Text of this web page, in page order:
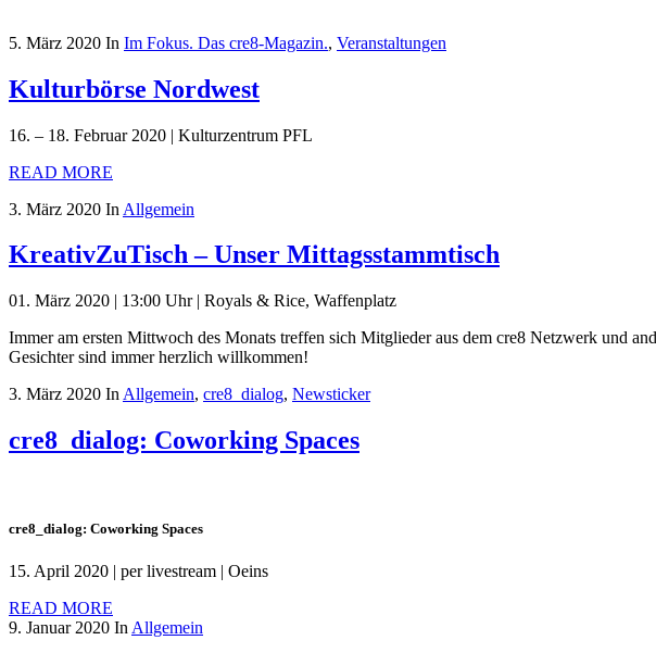
5. März 2020 In Im Fokus. Das cre8-Magazin., Veranstaltungen
Kulturbörse Nordwest
16. – 18. Februar 2020 | Kulturzentrum PFL
READ MORE
3. März 2020 In Allgemein
KreativZuTisch – Unser Mittagsstammtisch
01. März 2020 | 13:00 Uhr | Royals & Rice, Waffenplatz
Immer am ersten Mittwoch des Monats treffen sich Mitglieder aus dem cre8 Netzwerk und
Gesichter sind immer herzlich willkommen!
3. März 2020 In Allgemein, cre8_dialog, Newsticker
cre8_dialog: Coworking Spaces
cre8_dialog: Coworking Spaces
15. April 2020 | per livestream | Oeins
READ MORE
9. Januar 2020 InAllgemein